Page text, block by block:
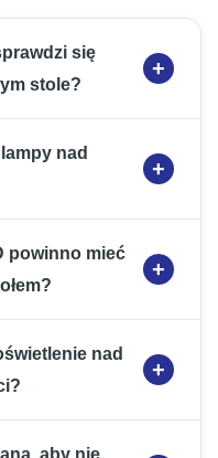
się
stole?
nad
powinno mieć
nad